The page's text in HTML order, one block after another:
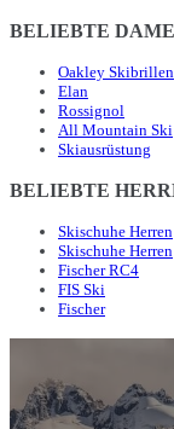
BELIEBTE
Oakley Skibrillen
Elan
Rossignol
All Mountain Ski
Skiausrüstung
BELIEBTE
Skischuhe Herren
Skischuhe Herren
Fischer RC4
FIS Ski
Fischer